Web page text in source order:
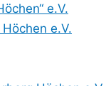
e.V.
e.V.